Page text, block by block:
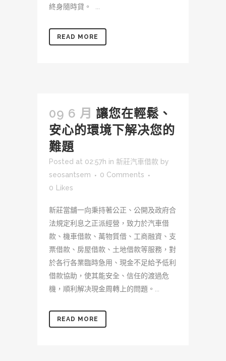
終身隨時貸。 ...
READ MORE
09 6 月 讓您在輕鬆、
安心的環境下解决您的
難題
Posted at 02:57h in 新莊汽車借款 by
seosantsem
0 Comments
0 Likes
新莊當舖一向秉持著公正、公開及政府合
法規定利息之正派經營，致力於汽車借
款、機車借款、萬物質借、工商融資、支
票借款、房屋借款、土地借款等服務，對
於各行各業臨時急用、現金不足給予低利
借款協助，使其能安全、信任的渡過危
機，順利解决現金周轉上的問題。...
READ MORE